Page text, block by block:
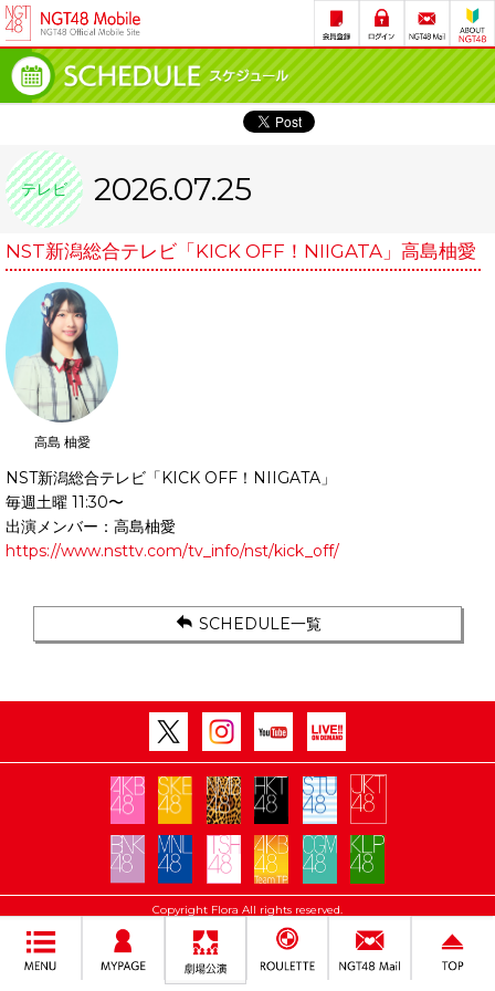
テレビ 2026.07.25
NST新潟総合テレビ「KICK OFF！NIIGATA」高島柚愛
高島 柚愛
NST新潟総合テレビ「KICK OFF！NIIGATA」
毎週土曜 11:30〜
出演メンバー：高島柚愛
https://www.nsttv.com/tv_info/nst/kick_off/
SCHEDULE一覧
Copyright Flora All rights reserved.